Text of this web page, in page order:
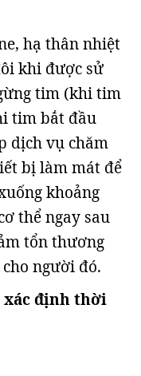
hạ thân nhiệt
khi được sử
tim (khi tim
tim bắt đầu
dịch vụ chăm
bị làm mát để
khoảng
thể ngay sau
tổn thương
người đó.
xác định thời